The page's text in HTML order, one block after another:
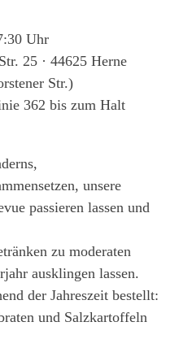
Uhr
25 · 44625 Herne
Str.)
362 bis zum Halt
unsere
passieren lassen und
zu moderaten
ausklingen lassen.
der Jahreszeit bestellt:
und Salzkartoffeln